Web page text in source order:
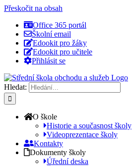
Přeskočit na obsah
Office 365 portál
Školní email
Edookit pro žáky
Edookit pro učitele
Přihlásit se
Hledat:
O škole
Historie a současnost školy
Videoprezentace školy
Kontakty
Dokumenty školy
Úřední deska